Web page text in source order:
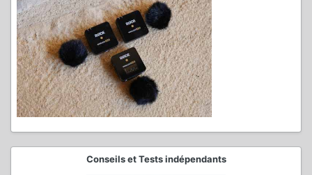
Conseils et Tests indépendants